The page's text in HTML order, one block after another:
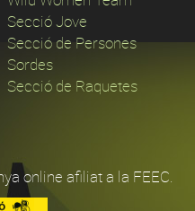
Secció Jove
Secció de Persones
Sordes
Secció de Raquetes
online afiliat a la FEEC.